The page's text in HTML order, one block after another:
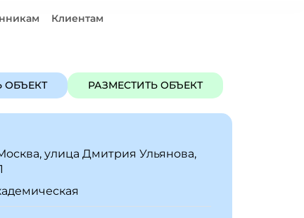
Клиентам
ОБЪЕКТ РАЗМЕСТИТЬ ОБЪЕКТ
улица Дмитрия Ульянова,